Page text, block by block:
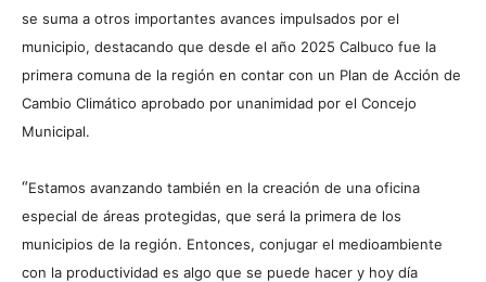
se suma a otros importantes avances impulsados por el
municipio, destacando que desde el año 2025 Calbuco fue la
primera comuna de la región en contar con un Plan de Acción de
Cambio Climático aprobado por unanimidad por el Concejo
Municipal.
“Estamos avanzando también en la creación de una oficina
especial de áreas protegidas, que será la primera de los
municipios de la región. Entonces, conjugar el medioambiente
con la productividad es algo que se puede hacer y hoy día